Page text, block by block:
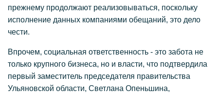
прежнему продолжают реализовываться, поскольку
исполнение данных компаниями обещаний, это дело
чести.
Впрочем, социальная ответственность - это забота не
только крупного бизнеса, но и власти, что подтвердила
первый заместитель председателя правительства
Ульяновской области, Светлана Опеньшина,